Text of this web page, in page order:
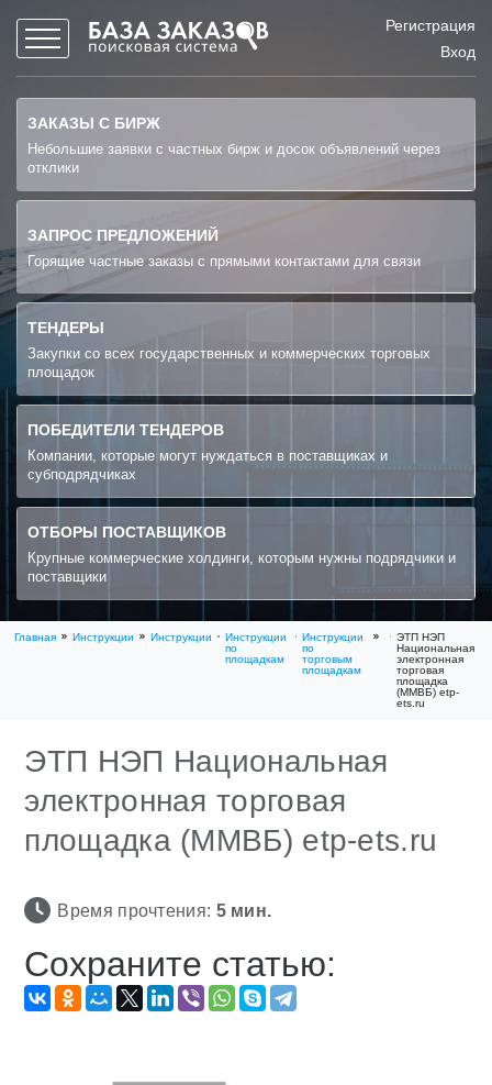
Регистрация
Вход
ЗАКАЗЫ С БИРЖ
Небольшие заявки с частных бирж и досок объявлений через
отклики
ЗАПРОС ПРЕДЛОЖЕНИЙ
Горящие частные заказы с прямыми контактами для связи
ТЕНДЕРЫ
Закупки со всех государственных и коммерческих торговых
площадок
ПОБЕДИТЕЛИ ТЕНДЕРОВ
Компании, которые могут нуждаться в поставщиках и
субподрядчиках
ОТБОРЫ ПОСТАВЩИКОВ
Крупные коммерческие холдинги, которым нужны подрядчики и
поставщики
Главная Инструкции Инструкции
Инструкции
по
площадкам
Инструкции
по
торговым
площадкам
ЭТП НЭП
Национальная
электронная
торговая
площадка
(ММВБ) etp-
ets.ru
ЭТП НЭП Национальная
электронная торговая
площадка (ММВБ) etp-ets.ru
Время прочтения: 5мин.
Сохраните статью: